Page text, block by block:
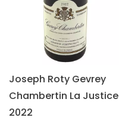
Joseph Roty Gevrey
Chambertin La Justice
2022